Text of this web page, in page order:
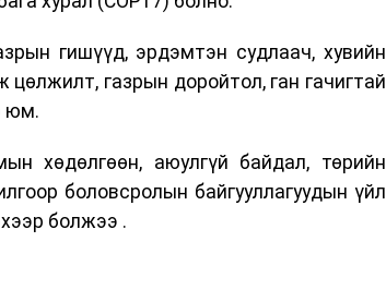
гишүүд, эрдэмтэн судлаач, хувийн
цөлжилт, газрын доройтол, ган гачигтай
юм.
хөдөлгөөн, аюулгүй байдал, төрийн
боловсролын байгууллагуудын үйл
болжээ .